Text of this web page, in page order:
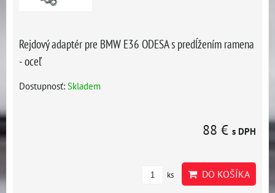
Rejdový adaptér pre BMW E36 ODESA s predĺžením ramena
- oceľ
Dostupnosť: Skladem
88 € s DPH
ks DO KOŠÍKA